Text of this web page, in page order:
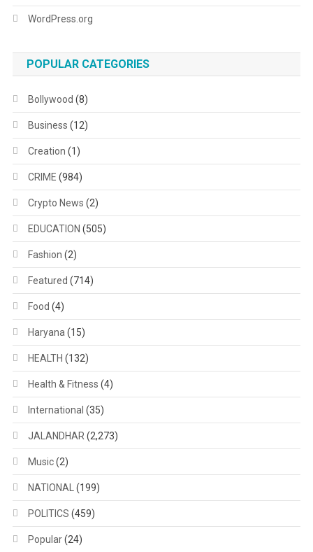
WordPress.org
POPULAR CATEGORIES
Bollywood (8)
Business (12)
Creation (1)
CRIME (984)
Crypto News (2)
EDUCATION (505)
Fashion (2)
Featured (714)
Food (4)
Haryana(15)
HEALTH (132)
Health & Fitness (4)
International (35)
JALANDHAR(2,273)
Music(2)
NATIONAL(199)
POLITICS (459)
Popular(24)